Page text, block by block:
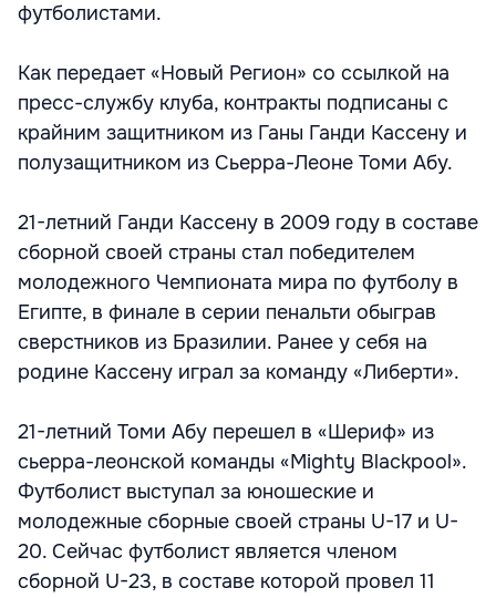
футболистами.
Как передает «Новый Регион» со ссылкой на
пресс-службу клуба, контракты подписаны с
крайним защитником из Ганы Ганди Кассену и
полузащитником из Сьерра-Леоне Томи Абу.
21-летний Ганди Кассену в 2009 году в составе
сборной своей страны стал победителем
молодежного Чемпионата мира по футболу в
Египте, в финале в серии пенальти обыграв
сверстников из Бразилии. Ранее у себя на
родине Кассену играл за команду «Либерти».
21-летний Томи Абу перешел в «Шериф» из
сьерра-леонской команды «Mighty Blackpool».
Футболист выступал за юношеские и
молодежные сборные своей страны U-17 и U-
20. Сейчас футболист является членом
сборной U-23, в составе которой провел 11